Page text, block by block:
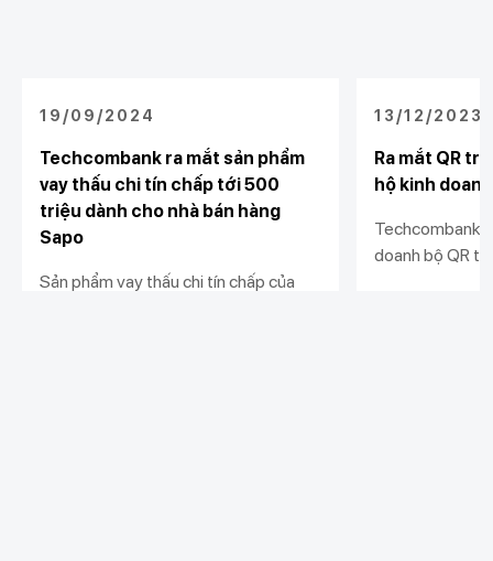
19/09/2024
Techcombank ra mắt sản phẩm
vay thấu chi tín chấp tới 500
triệu dành cho nhà bán hàng
Sapo
Sản phẩm vay thấu chi tín chấp của
13/12/2023
Ra mắt QR
hộ kinh doanh
Techcombank
doanh bộ QR